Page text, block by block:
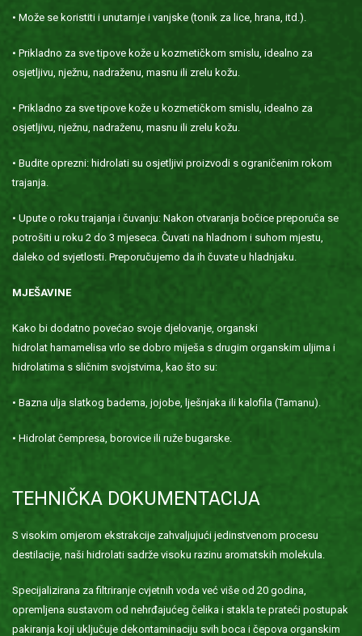
• Može se koristiti i unutarnje i vanjske (tonik za lice, hrana, itd.).
• Prikladno za sve tipove kože u kozmetičkom smislu, idealno za
osjetljivu, nježnu, nadraženu, masnu ili zrelu kožu.
• Prikladno za sve tipove kože u kozmetičkom smislu, idealno za
osjetljivu, nježnu, nadraženu, masnu ili zrelu kožu.
• Budite oprezni: hidrolati su osjetljivi proizvodi s ograničenim rokom
trajanja.
• Upute o roku trajanja i čuvanju: Nakon otvaranja bočice preporuča se
potrošiti u roku 2 do 3 mjeseca. Čuvati na hladnom i suhom mjestu,
daleko od svjetlosti. Preporučujemo da ih čuvate u hladnjaku.
MJEŠAVINE
Kako bi dodatno povećao svoje djelovanje, organski
hidrolat hamamelisa vrlo se dobro miješa s drugim organskim uljima i
hidrolatima s sličnim svojstvima, kao što su:
• Bazna ulja slatkog badema, jojobe, lješnjaka ili kalofila (Tamanu).
• Hidrolat čempresa, borovice ili ruže bugarske.
TEHNIČKA DOKUMENTACIJA
S visokim omjerom ekstrakcije zahvaljujući jedinstvenom procesu
destilacije, naši hidrolati sadrže visoku razinu aromatskih molekula.
Specijalizirana za filtriranje cvjetnih voda već više od 20 godina,
opremljena sustavom od nehrđajućeg čelika i stakla te prateći postupak
pakiranja koji uključuje dekontaminaciju svih boca i čepova organskim